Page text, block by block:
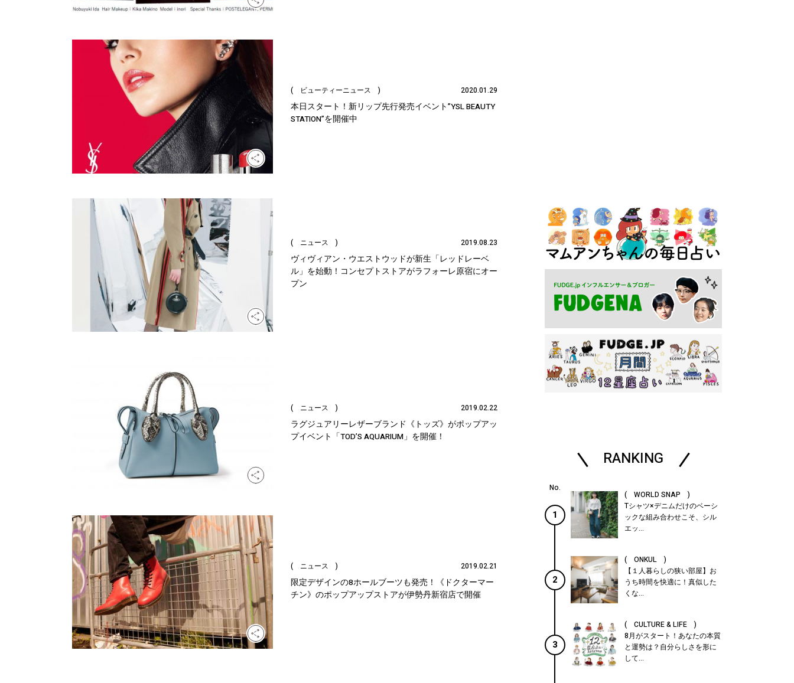
( ビューティーニュース ) 2020.01.29
本日スタート！新リップ先行発売イベント”YSL BEAUTY
STATION”を開催中
( ニュース ) 2019.08.23
ヴィヴィアン・ウエストウッドが新生「レッドレーベ
ル」を始動！コンセプトストアがラフォーレ原宿にオー
プン
( ニュース ) 2019.02.22
ラグジュアリーレザーブランド《トッズ》がポップアッ
プイベント「TOD’S AQUARIUM」を開催！
( ニュース ) 2019.02.21
限定デザインの8ホールブーツも発売！《ドクターマー
チン》のポップアップストアが伊勢丹新宿店で開催
RANKING
1
( WORLD SNAP )
Tシャツ×デニムだけのベーシ
ックな組み合わせこそ、シル
エッ...
2
( ONKUL )
【１人暮らしの狭い部屋】お
うち時間を快適に！真似した
くな...
3
( CULTURE & LIFE )
8月がスタート！あなたの本質
と運勢は？自分らしさを形に
して...